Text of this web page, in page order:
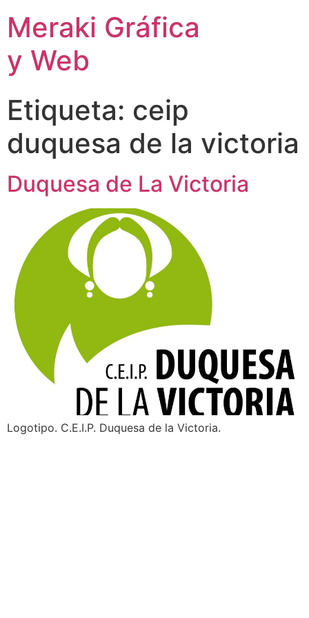
Meraki Gráfica
y Web
Etiqueta: ceip
duquesa de la victoria
Duquesa de La Victoria
Logotipo. C.E.I.P. Duquesa de la Victoria.